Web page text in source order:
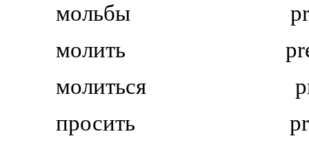
мольбы
молить
молиться
просить